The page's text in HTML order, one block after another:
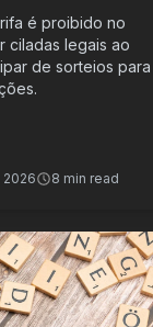
é proibido no
ciladas legais ao
de sorteios para
8 min read